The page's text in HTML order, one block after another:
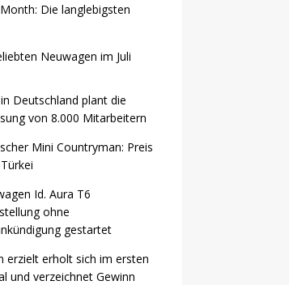
Die langlebigsten
Neuwagen im Juli
Deutschland plant die
von 8.000 Mitarbeitern
Mini Countryman: Preis
Id. Aura T6
ohne
gestartet
erzielt erholt sich im ersten
und verzeichnet Gewinn